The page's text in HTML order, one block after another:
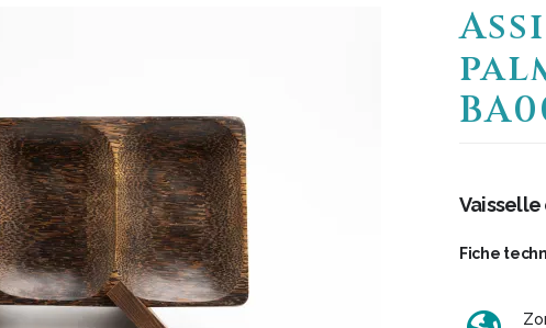
Vaisselle
Fiche